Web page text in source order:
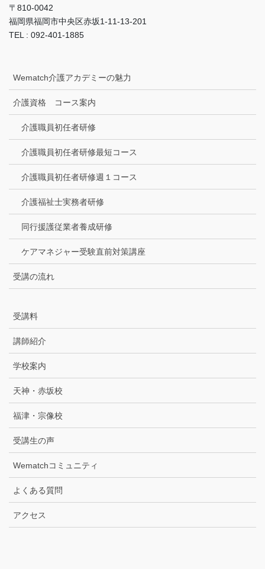
〒810-0042
福岡県福岡市中央区赤坂1-11-13-201
TEL : 092-401-1885
Wematch介護アカデミーの魅力
介護資格 コース案内
介護職員初任者研修
介護職員初任者研修最短コース
介護職員初任者研修週１コース
介護福祉士実務者研修
同行援護従業者養成研修
ケアマネジャー受験直前対策講座
受講の流れ
受講料
講師紹介
学校案内
天神・赤坂校
福津・宗像校
受講生の声
Wematchコミュニティ
よくある質問
アクセス